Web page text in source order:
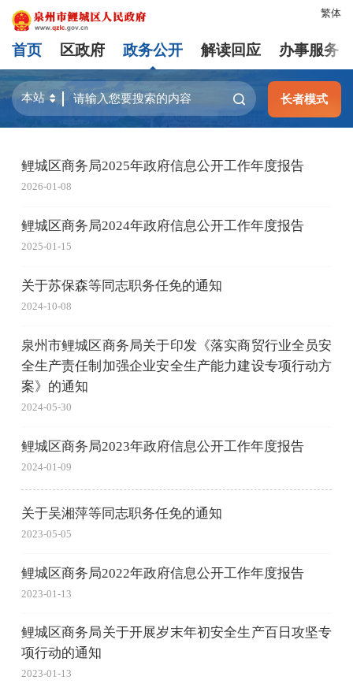
繁体
首页 区政府 政务公开 解读回应 办事服务
长者模式
鲤城区商务局2025年政府信息公开工作年度报告
2026-01-08
鲤城区商务局2024年政府信息公开工作年度报告
2025-01-15
关于苏保森等同志职务任免的通知
2024-10-08
泉州市鲤城区商务局关于印发《落实商贸行业全员安
全生产责任制加强企业安全生产能力建设专项行动方
案》的通知
2024-05-30
鲤城区商务局2023年政府信息公开工作年度报告
2024-01-09
关于吴湘萍等同志职务任免的通知
2023-05-05
鲤城区商务局2022年政府信息公开工作年度报告
2023-01-13
鲤城区商务局关于开展岁末年初安全生产百日攻坚专
项行动的通知
2023-01-13